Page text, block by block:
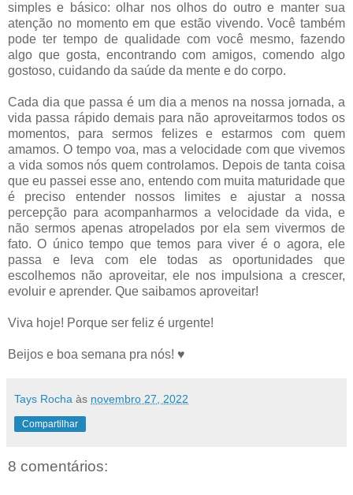
simples e básico: olhar nos olhos do outro e manter sua
atenção no momento em que estão vivendo. Você também
pode ter tempo de qualidade com você mesmo, fazendo
algo que gosta, encontrando com amigos, comendo algo
gostoso, cuidando da saúde da mente e do corpo.
Cada dia que passa é um dia a menos na nossa jornada, a
vida passa rápido demais para não aproveitarmos todos os
momentos, para sermos felizes e estarmos com quem
amamos. O tempo voa, mas a velocidade com que vivemos
a vida somos nós quem controlamos. Depois de tanta coisa
que eu passei esse ano, entendo com muita maturidade que
é preciso entender nossos limites e ajustar a nossa
percepção para acompanharmos a velocidade da vida, e
não sermos apenas atropelados por ela sem vivermos de
fato. O único tempo que temos para viver é o agora, ele
passa e leva com ele todas as oportunidades que
escolhemos não aproveitar, ele nos impulsiona a crescer,
evoluir e aprender. Que saibamos aproveitar!
Viva hoje! Porque ser feliz é urgente!
Beijos e boa semana pra nós! ♥
Tays Rocha às novembro 27, 2022
Compartilhar
8 comentários: